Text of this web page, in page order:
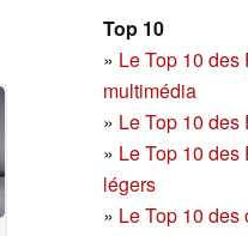
Top 10
» Le Top 10
multimédia
» Le Top 10
» Le Top 10
légers
» Le Top 10